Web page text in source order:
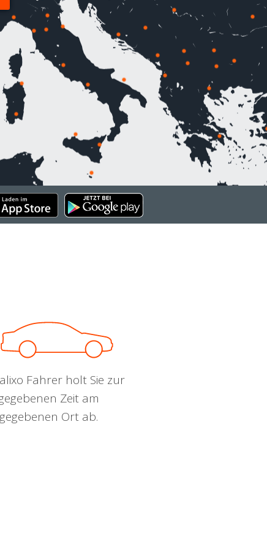
Fahrer holt Sie zur
Zeit am
Ort ab.